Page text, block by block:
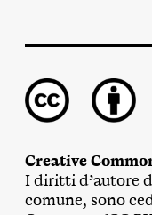
Creative
I diritti d’autore
comune, sono